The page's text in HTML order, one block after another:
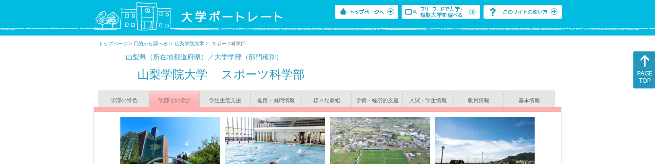
トップページ > 目的から調べる > 山梨学院大学 > スポーツ科学部
山梨県（所在地都道府県）／大学学部（部門種別）
山梨学院大学 スポーツ科学部
学部の特色 学部での学び 学生生活支援 進路・就職情報 様々な取組 学費・経済的支援 入試・学生情報 教員情報 基本情報